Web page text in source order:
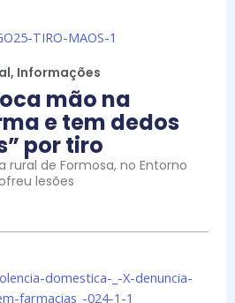
, Informações
mão na
e tem dedos
por tiro
rural de Formosa, no Entorno
lesões